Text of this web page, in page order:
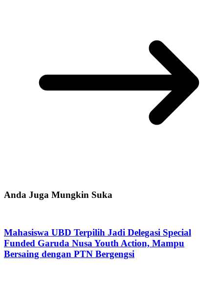
Anda Juga Mungkin Suka
Mahasiswa UBD Terpilih Jadi Delegasi Special
Funded Garuda Nusa Youth Action, Mampu
Bersaing dengan PTN Bergengsi